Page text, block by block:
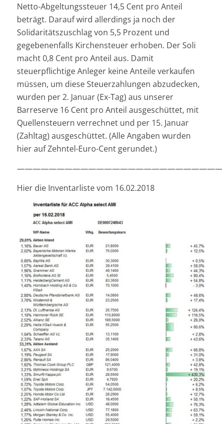
Netto-Abgeltungssteuer 14,5 Cent pro Anteil
beträgt. Darauf wird allerdings ja noch der
Solidaritätszuschlag von 5,5 Prozent und
gegebenenfalls Kirchensteuer erhoben. Der Soli
macht 0,8 Cent pro Anteil aus. Damit
steuerpflichtige Anleger keine Anteile verkaufen
müssen, um diese Steuerzahlungen abzudecken,
wurden per 2. Januar (Ex-Tag) aus unserer
Barreserve 16 Cent pro Anteil ausgeschüttet, mit
Quellensteuern verrechnet und per 15. Januar
(Zahltag) ausgeschüttet. (Alle Angaben wurden
hier auf Zehntel-Euro-Cent gerundet.)
Hier die Inventarliste vom 16.02.2018